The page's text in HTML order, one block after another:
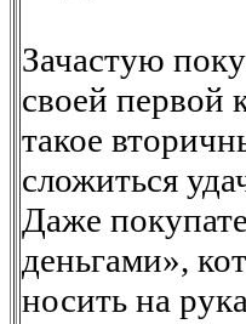
Зачастую
своей первой
такое
сложиться
Даже
деньгами»,
носить на